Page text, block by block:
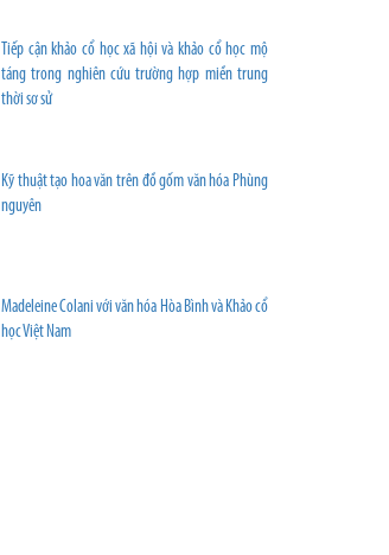
Tiếp cận khảo cổ học xã hội và khảo cổ học mộ
táng trong nghiên cứu trường hợp miền trung
thời sơ sử
Kỹ thuật tạo hoa văn trên đồ gốm văn hóa Phùng
nguyên
Madeleine Colani với văn hóa Hòa Bình và Khảo cổ
học Việt Nam